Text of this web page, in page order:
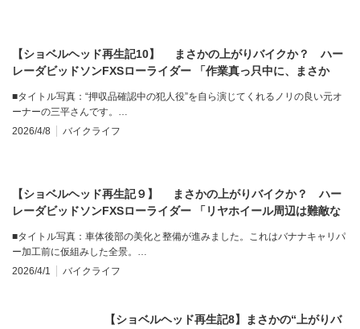
【ショベルヘッド再生記10】 まさかの上がりバイクか？ ハー
レーダビッドソンFXSローライダー 「作業真っ只中に、まさか
■タイトル写真：“押収品確認中の犯人役”を自ら演じてくれるノリの良い元オ
ーナーの三平さんです。…
2026/4/8
バイクライフ
【ショベルヘッド再生記９】 まさかの上がりバイクか？ ハー
レーダビッドソンFXSローライダー 「リヤホイール周辺は難敵な
■タイトル写真：車体後部の美化と整備が進みました。これはバナナキャリパ
ー加工前に仮組みした全景。…
2026/4/1
バイクライフ
【ショベルヘッド再生記8】まさかの“上がりバ